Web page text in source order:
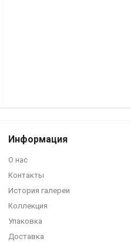
Информация
О нас
Контакты
История галереи
Коллекция
Упаковка
Доставка